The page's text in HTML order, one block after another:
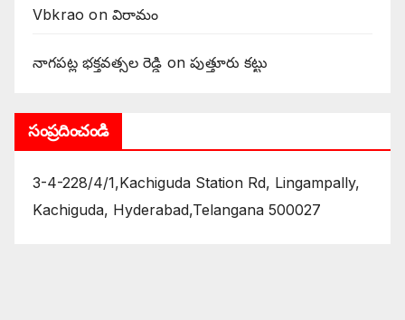
Vbkrao onవిరామం
నాగపట్ల భక్తవత్సల రెడ్డి onపుత్తూరు కట్టు
సంప్రదించండి
3-4-228/4/1,Kachiguda Station Rd, Lingampally,
Kachiguda, Hyderabad,Telangana 500027